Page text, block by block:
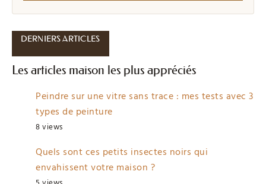
DERNIERS ARTICLES
Les articles maison les plus appréciés
Peindre sur une vitre sans trace : mes tests avec 3
types de peinture
8 views
Quels sont ces petits insectes noirs qui
envahissent votre maison ?